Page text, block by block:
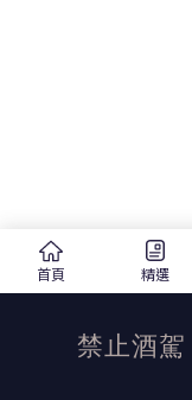
首頁 精選
禁止酒駕